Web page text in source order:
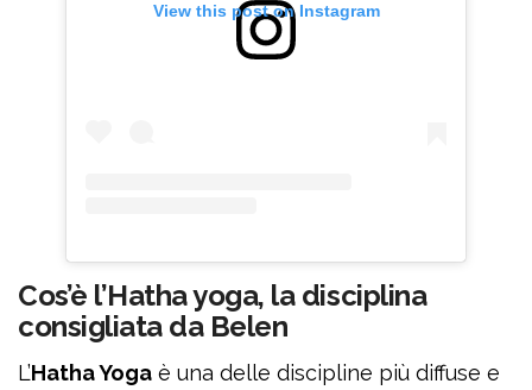
View this post on Instagram
Cos’è l’Hatha yoga, la disciplina
consigliata da Belen
L’Hatha Yoga è una delle discipline più diffuse e